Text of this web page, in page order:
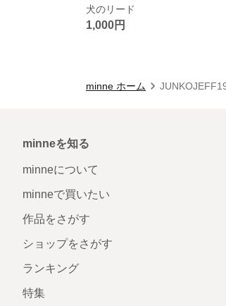
犬のリード
1,000円
minne ホーム
minneを知る
minneについて
minneで買いたい
作品をさがす
ショップをさがす
ランキング
特集